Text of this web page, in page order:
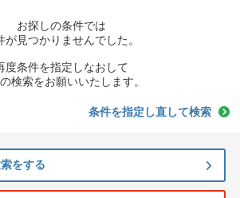
お探しの条件では
が見つかりませんでした。
度条件を指定しなおして
検索をお願いいたします。
条件を指定し直して検索
をする